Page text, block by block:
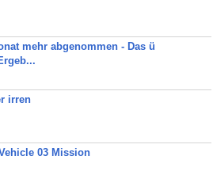
mehr abgenommen - Das ü
irren
03 Mission